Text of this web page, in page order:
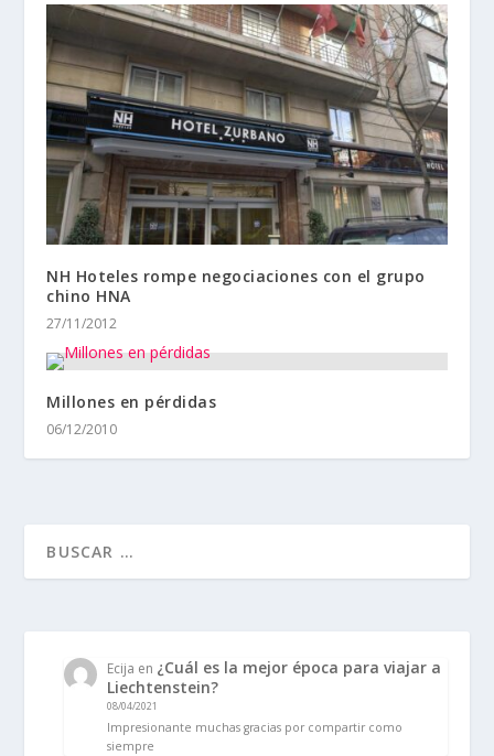
NH Hoteles rompe negociaciones con el grupo
chino HNA
27/11/2012
Millones en pérdidas
06/12/2010
Ecija en ¿Cuál es la mejor época para viajar a
Liechtenstein?
08/04/2021
Impresionante muchas gracias por compartir como
siempre